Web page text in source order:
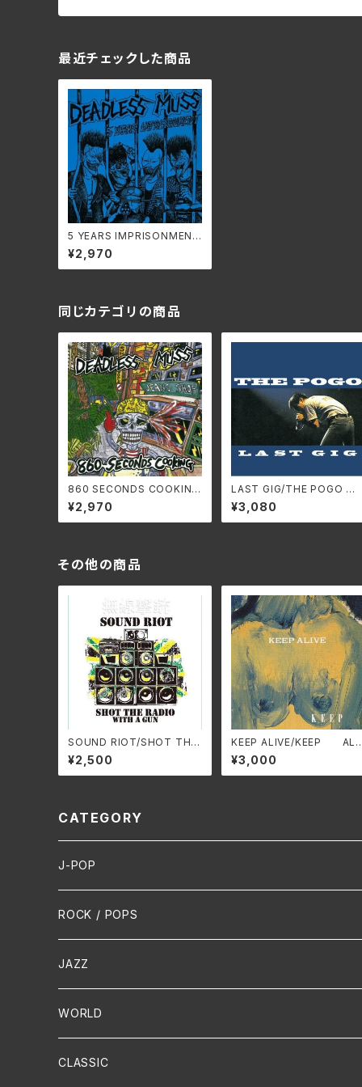
最近チェックした商品
5 YEARS IMPRISONMENT
+ 7 Tracks [2025 EDITIO
N] /DEADLESS MUSS SS
-930C(仕様:CD)
¥2,970
同じカテゴリの商品
860 SECONDS COOKING
+ EP COLLECTION [2025
EDITION] /DEADLESS MU
SS SS-929C(仕様:CD)
¥2,970
LAST GIG/THE POGO
S-946C (仕様:CD)
¥3,080
その他の商品
SOUND RIOT/SHOT THE
RADIO WITH A GUN HH
-PSY011(仕様:CD)
¥2,500
KEEP ALIVE/KEEP ALT
-521C(仕様:CD)
¥3,000
CATEGORY
J-POP
HR/HM
演歌 / 歌謡曲
PUNK/HARDCORE
Hip-Hop/Dancehall Reggae
ROCK / POPS
Oldies
HR/HM
JAZZ
Vocal
Piano
WORLD
HAWAIIAN
CLASSIC